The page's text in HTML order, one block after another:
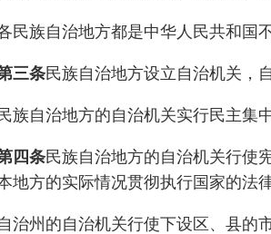
族自治地方都是中华人民共和国
三条民族自治地方设立自治机关，
自治地方的自治机关实行民主集
四条民族自治地方的自治机关行使
地方的实际情况贯彻执行国家的法
州的自治机关行使下设区、县的